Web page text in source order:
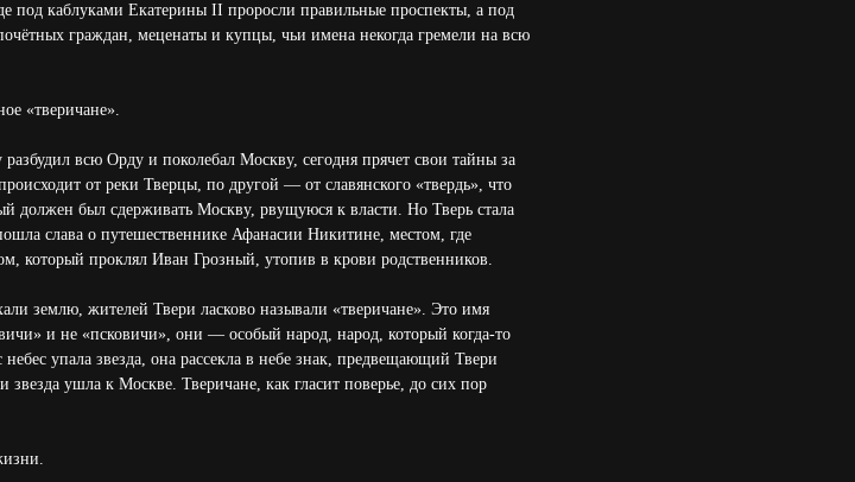
под каблуками Екатерины II проросли правильные проспекты, а под
граждан, меценаты и купцы, чьи имена некогда гремели на всю
«тверичане».
всю Орду и поколебал Москву, сегодня прячет свои тайны за
от реки Тверцы, по другой — от славянского «твердь», что
должен был сдерживать Москву, рвущуюся к власти. Но Тверь стала
слава о путешественнике Афанасии Никитине, местом, где
который проклял Иван Грозный, утопив в крови родственников.
землю, жителей Твери ласково называли «тверичане». Это имя
и не «псковичи», они — особый народ, народ, который когда-то
упала звезда, она рассекла в небе знак, предвещающий Твери
звезда ушла к Москве. Тверичане, как гласит поверье, до сих пор